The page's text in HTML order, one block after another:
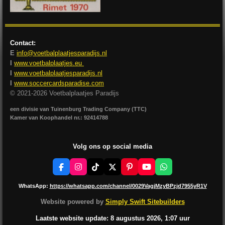
Contact:
E info@voetbalplaatjesparadijs.nl
www.voetbalplaatjes.eu
www.voetbalplaatjesparadijs.nl
www.soccercardsparadise.com
© 2021-2026 Voetbalplaatjes Paradijs
een divisie van Tuinenburg Trading Company (TTC)
Kamer van Koophandel nr.: 92414788
Volg ons op social media
F
a
c
b
k
I
n
s
a
r
a
T
k
o
X
P
i
n
e
r
s
Y
o
u
u
b
e
W
h
a
s
A
p
p
WhatsApp: https://whatsapp.com/channel/0029VagjMzyBPzjd7955yR1V
Website powered by Simply Swift Sitebuilders
Laatste website update: 8 augustus 2026, 1:07 uur